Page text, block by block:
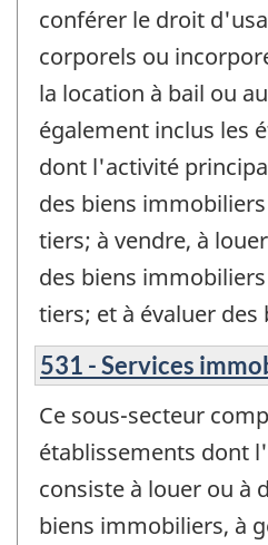
conférer le droit
corporels ou
la location à bail ou
également inclus les
dont l'activité
des biens
tiers; à vendre, à
des biens
tiers; et à évaluer
531 - Services
Ce sous-secteur
établissements dont
consiste à louer ou à
biens immobiliers, à